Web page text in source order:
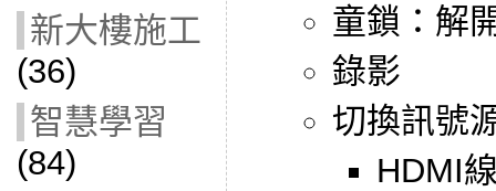
新大樓施工
(36)
智慧學習
(84)
童鎖：解
錄影
切換訊號
HDMI